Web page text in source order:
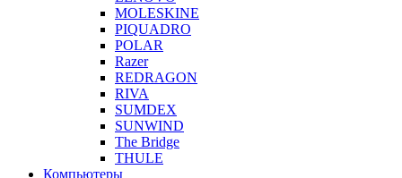
MOLESKINE
PIQUADRO
POLAR
Razer
REDRAGON
RIVA
SUMDEX
SUNWIND
The Bridge
THULE
Компьютеры